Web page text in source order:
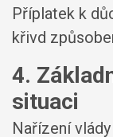
Příplatek k
křivd
4.
situaci
Nařízení